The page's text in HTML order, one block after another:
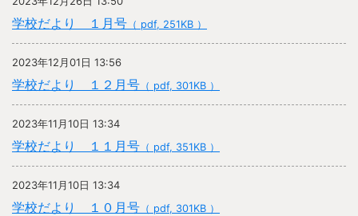
学校だより １月号 （ pdf, 251KB ）
2023年12月01日 13:56
学校だより １２月号 （ pdf, 301KB ）
2023年11月10日 13:34
学校だより １１月号 （ pdf, 351KB ）
2023年11月10日 13:34
学校だより １０月号 （ pdf, 301KB ）